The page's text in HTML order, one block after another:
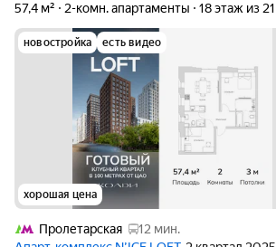
57,4 м²
2-комн. апартаменты 18 этаж из 21
новостройка есть видео
хорошая цена
Пролетарская
12 мин.